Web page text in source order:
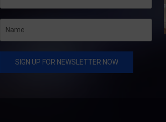
धामी से शिष्टाचार भेंट की।…